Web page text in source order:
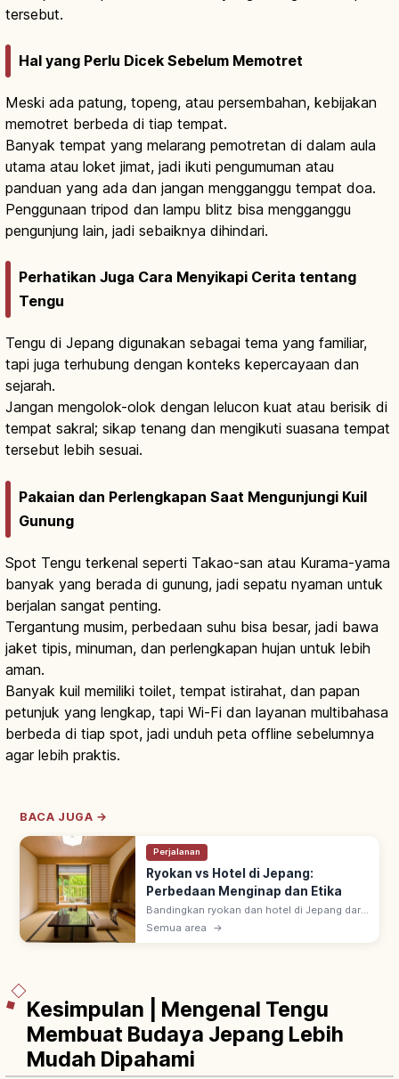
tersebut.
Hal yang Perlu Dicek Sebelum Memotret
Meski ada patung, topeng, atau persembahan, kebijakan
memotret berbeda di tiap tempat.
Banyak tempat yang melarang pemotretan di dalam aula
utama atau loket jimat, jadi ikuti pengumuman atau
panduan yang ada dan jangan mengganggu tempat doa.
Penggunaan tripod dan lampu blitz bisa mengganggu
pengunjung lain, jadi sebaiknya dihindari.
Perhatikan Juga Cara Menyikapi Cerita tentang
Tengu
Tengu di Jepang digunakan sebagai tema yang familiar,
tapi juga terhubung dengan konteks kepercayaan dan
sejarah.
Jangan mengolok-olok dengan lelucon kuat atau berisik di
tempat sakral; sikap tenang dan mengikuti suasana tempat
tersebut lebih sesuai.
Pakaian dan Perlengkapan Saat Mengunjungi Kuil
Gunung
Spot Tengu terkenal seperti Takao-san atau Kurama-yama
banyak yang berada di gunung, jadi sepatu nyaman untuk
berjalan sangat penting.
Tergantung musim, perbedaan suhu bisa besar, jadi bawa
jaket tipis, minuman, dan perlengkapan hujan untuk lebih
aman.
Banyak kuil memiliki toilet, tempat istirahat, dan papan
petunjuk yang lengkap, tapi Wi-Fi dan layanan multibahasa
berbeda di tiap spot, jadi unduh peta offline sebelumnya
agar lebih praktis.
BACA JUGA →
Perjalanan
Ryokan vs Hotel di Jepang:
Perbedaan Menginap dan Etika
Bandingkan ryokan dan hotel di Jepang dari
sisi kamar, makanan, onsen, serta aturan
Semua area →
Kesimpulan | Mengenal Tengu
Membuat Budaya Jepang Lebih
Mudah Dipahami